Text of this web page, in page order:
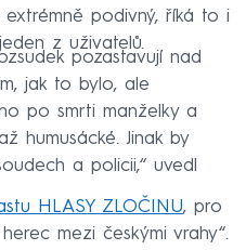
extrémně podivný, říká to i
z uživatelů.
pozastavují nad
jak to bylo, ale
po smrti manželky a
humusácké. Jinak by
a policii,“ uvedl
HLASY ZLOČINU, pro
mezi českými vrahy“.